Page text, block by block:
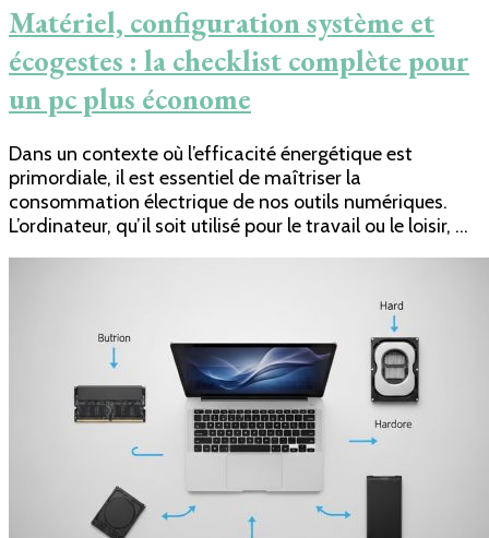
Matériel, configuration système et
écogestes : la checklist complète pour
un pc plus économe
Dans un contexte où l’efficacité énergétique est
primordiale, il est essentiel de maîtriser la
consommation électrique de nos outils numériques.
L’ordinateur, qu’il soit utilisé pour le travail ou le loisir, …